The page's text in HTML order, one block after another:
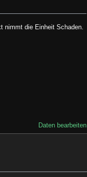
nimmt die Einheit Schaden.
Daten bearbeiten